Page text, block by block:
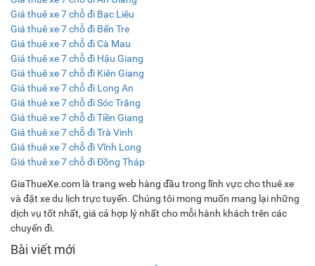
Giá thuê xe 7 chỗ đi Bạc Liêu
Giá thuê xe 7 chỗ đi Bến Tre
Giá thuê xe 7 chỗ đi Cà Mau
Giá thuê xe 7 chỗ đi Hậu Giang
Giá thuê xe 7 chỗ đi Kiên Giang
Giá thuê xe 7 chỗ đi Long An
Giá thuê xe 7 chỗ đi Sóc Trăng
Giá thuê xe 7 chỗ đi Tiền Giang
Giá thuê xe 7 chỗ đi Trà Vinh
Giá thuê xe 7 chỗ đi Vĩnh Long
Giá thuê xe 7 chỗ đi Đồng Tháp
GiaThueXe.com là trang web hàng đầu trong lĩnh vực cho thuê xe
và đặt xe du lịch trực tuyến. Chúng tôi mong muốn mang lại những
dịch vụ tốt nhất, giá cả hợp lý nhất cho mỗi hành khách trên các
chuyến đi.
Bài viết mới